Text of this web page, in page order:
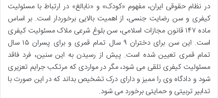
در نظام حقوقی ایران، مفهوم «کودک» و «نابالغ» در ارتباط با مسئولیت
کیفری و سن رضایت جنسی، از اهمیت بالایی برخوردار است. بر اساس
ماده ۱۴۷ قانون مجازات اسلامی، سن بلوغ شرعی ملاک مسئولیت کیفری
است. این سن برای دختران ۹ سال تمام قمری و برای پسران ۱۵ سال
تمام قمری تعیین شده است. پیش از رسیدن به این سنین، فرد فاقد
مسئولیت کیفری تلقی می شود، مگر در مواردی که مرتکب جرایم تعزیری
شود و دادگاه وی را ممیز و دارای درک تشخیص بداند که در این صورت با
تدابیر تربیتی و حمایتی برخورد می شود.